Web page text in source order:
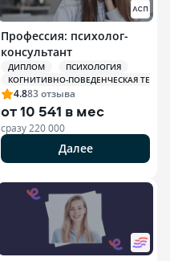
Профессия: психолог-
консультант
ДИПЛОМ
ПСИХОЛОГИЯ
КОГНИТИВНО-ПОВЕДЕНЧЕСКАЯ
4.883отзыва
от10 541 в мес
сразу 220 000
Далее